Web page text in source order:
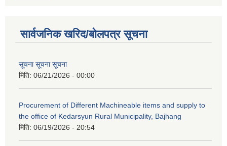
सार्वजनिक खरिद/बोलपत्र सूचना
सूचना सूचना सूचना
मिति: 06/21/2026 - 00:00
Procurement of Different Machineable items and supply to
the office of Kedarsyun Rural Municipality, Bajhang
मिति: 06/19/2026 - 20:54